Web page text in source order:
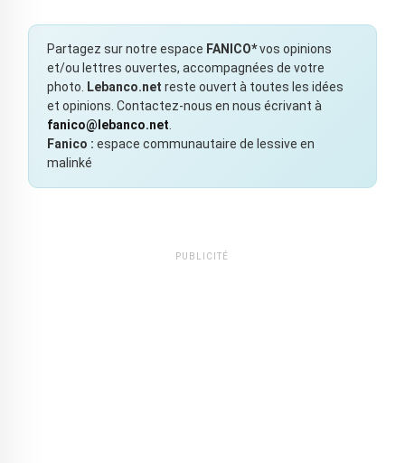
Partagez sur notre espace FANICO*vos opinions
et/ou lettres ouvertes, accompagnées de votre
photo. Lebanco.net reste ouvert à toutes les idées
et opinions. Contactez-nous en nous écrivant à
fanico@lebanco.net.
Fanico : espace communautaire de lessive en
malinké
PUBLICITÉ